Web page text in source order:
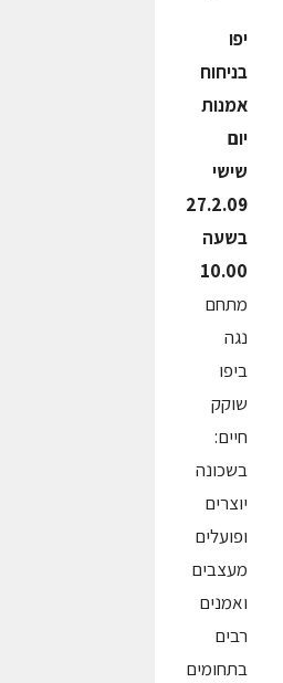
יפו
בניחוח
אמנות
יום
שישי
27.2.09
בשעה
10.00
מתחם
נגה
ביפו
שוקק
חיים:
בשכונה
יוצרים
ופועלים
מעצבים
ואמנים
רבים
בתחומים